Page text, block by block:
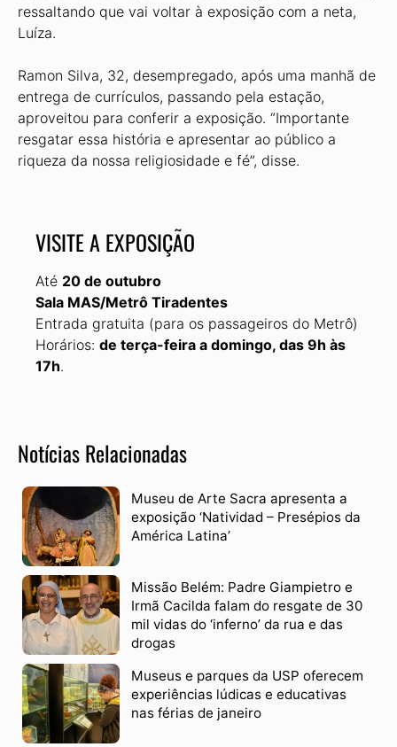
ressaltando que vai voltar à exposição com a neta,
Luíza.
Ramon Silva, 32, desempregado, após uma manhã de
entrega de currículos, passando pela estação,
aproveitou para conferir a exposição. “Importante
resgatar essa história e apresentar ao público a
riqueza da nossa religiosidade e fé”, disse.
VISITE A EXPOSIÇÃO
Até 20 de outubro
Sala MAS/Metrô Tiradentes
Entrada gratuita (para os passageiros do Metrô)
Horários: de terça-feira a domingo, das 9h às
17h.
Notícias Relacionadas
Museu de Arte Sacra apresenta a
exposição ‘Natividad – Presépios da
América Latina’
Missão Belém: Padre Giampietro e
Irmã Cacilda falam do resgate de 30
mil vidas do ‘inferno’ da rua e das
drogas
Museus e parques da USP oferecem
experiências lúdicas e educativas
nas férias de janeiro